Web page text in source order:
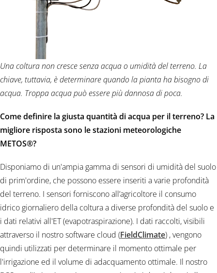
Una coltura non cresce senza acqua o umidità del terreno. La
chiave, tuttavia, è determinare quando la pianta ha bisogno di
acqua. Troppa acqua può essere più dannosa di poca.
Come definire la giusta quantità di acqua per il terreno? La
migliore risposta sono le stazioni meteorologiche
METOS®?
Disponiamo di un'ampia gamma di sensori di umidità del suolo
di prim'ordine, che possono essere inseriti a varie profondità
del terreno. I sensori forniscono all’agricoltore il consumo
idrico giornaliero della coltura a diverse profondità del suolo e
i dati relativi all'ET (evapotraspirazione). I dati raccolti, visibili
attraverso il nostro software cloud (FieldClimate) , vengono
quindi utilizzati per determinare il momento ottimale per
l'irrigazione ed il volume di adacquamento ottimale. Il nostro